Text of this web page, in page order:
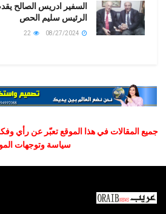
السفير ادريس الصالح
الرئيس سليم الحص
جميع المقالات في هذا الموقع تعبّر عن رأي
سياسة وتوجهات